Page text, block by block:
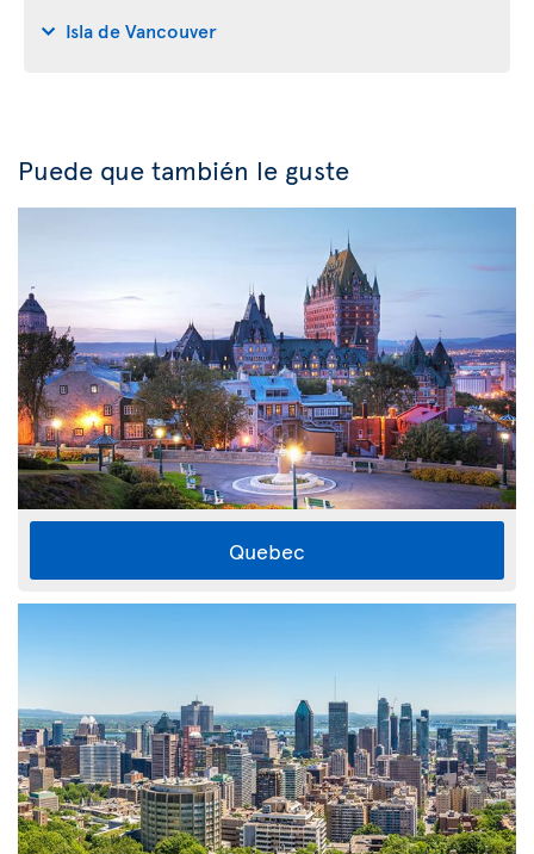
Isla de Vancouver
Puede que también le guste
Quebec